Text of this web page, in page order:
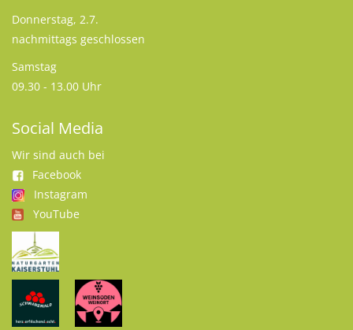
Donnerstag, 2.7.
nachmittags geschlossen
Samstag
09.30 - 13.00 Uhr
Social Media
Wir sind auch bei
Facebook
Instagram
YouTube